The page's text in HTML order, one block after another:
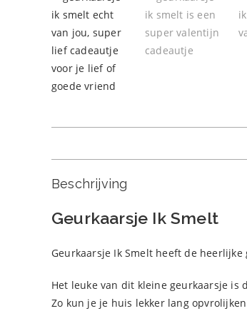
Beschrijving
Geurkaarsje Ik Smelt
Geurkaarsje Ik Smelt heeft de
Het leuke van dit kleine geurkaarsje
Zo kun je je huis lekker lang